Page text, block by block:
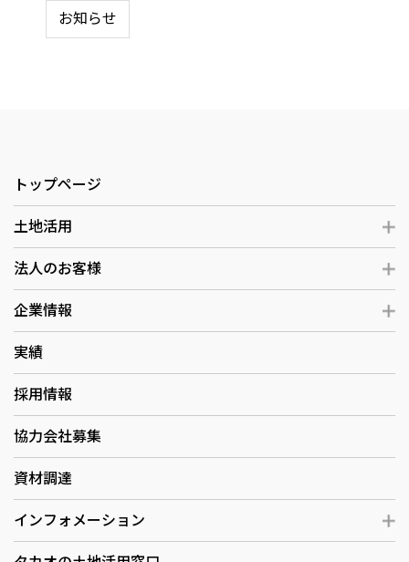
お知らせ
トップページ
土地活用
法人のお客様
企業情報
実績
採用情報
協力会社募集
資材調達
インフォメーション